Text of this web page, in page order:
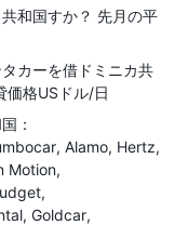
和国すか？ 先月の平
カーを借ドミニカ共
価格USドル/日
：
Alamo Hertz
Motion
Goldcar